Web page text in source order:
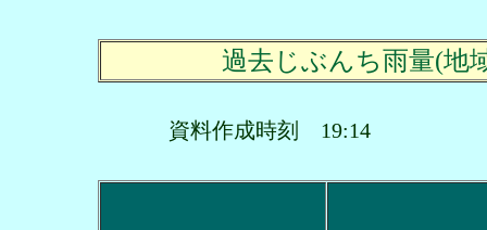
過去じぶんち雨量(地
資料作成時刻 19:14